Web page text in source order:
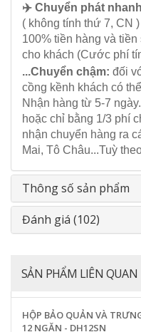
✈️ Chuyển phát
( không tính thứ 7, CN
100% tiền hàng và
cho khách (Cước phí
...Chuyển chậm: đối
cồng kềnh khách có
Nhận hàng từ 5-7
hoặc chỉ bằng 1/3 phí
nhận chuyển hàng ra
Mai, Tô Châu...Tuỳ
Thông số sản phẩm
Đánh giá (102)
SẢN PHẨM LIÊN QUAN
HỘP BẢO QUẢN VÀ
12 NGĂN - DH12SN